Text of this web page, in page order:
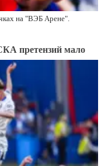
на "ВЭБ Арене".
претензий мало